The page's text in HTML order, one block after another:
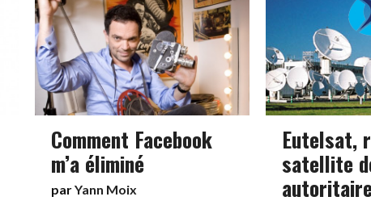
Comment Facebook
m’a éliminé
parYann Moix
Eutelsat,
satellite